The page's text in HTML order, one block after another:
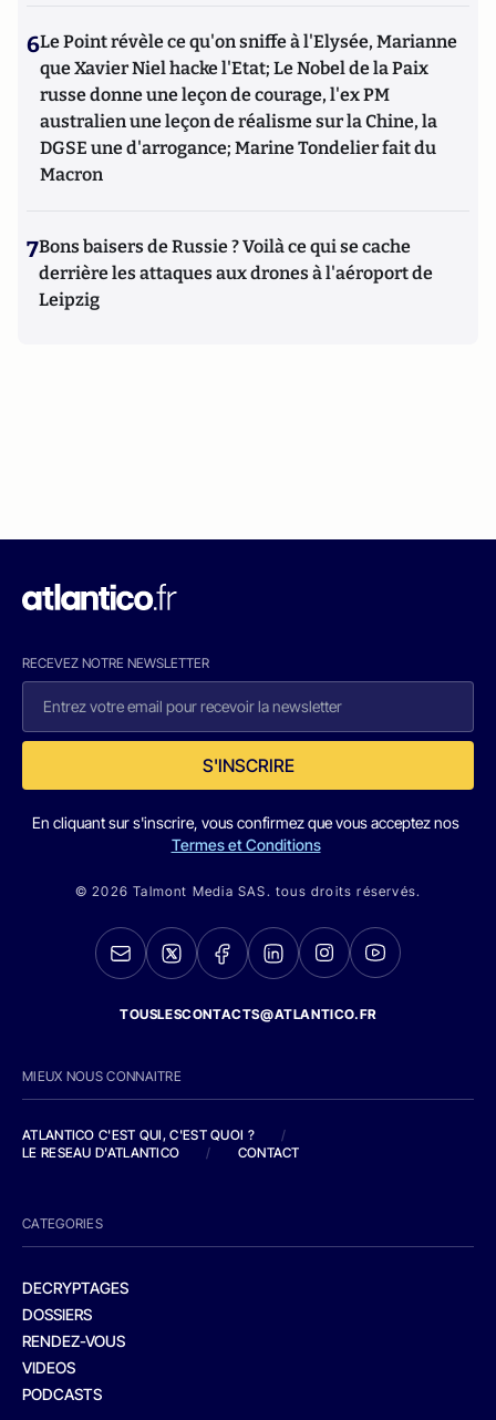
6Le Point révèle ce qu'on sniffe à l'Elysée, Marianne
que Xavier Niel hacke l'Etat; Le Nobel de la Paix
russe donne une leçon de courage, l'ex PM
australien une leçon de réalisme sur la Chine, la
DGSE une d'arrogance; Marine Tondelier fait du
Macron
7Bons baisers de Russie ? Voilà ce qui se cache
derrière les attaques aux drones à l'aéroport de
Leipzig
RECEVEZ NOTRE NEWSLETTER
S'INSCRIRE
En cliquant sur s'inscrire, vous confirmez que vous acceptez nos
Termes et Conditions
© 2026 Talmont Media SAS. tous droits réservés.
TOUSLESCONTACTS@ATLANTICO.FR
MIEUX NOUS CONNAITRE
ATLANTICO C'EST QUI, C'EST QUOI ?
/
LE RESEAU D'ATLANTICO
/ CONTACT
CATEGORIES
DECRYPTAGES
DOSSIERS
RENDEZ-VOUS
VIDEOS
PODCASTS